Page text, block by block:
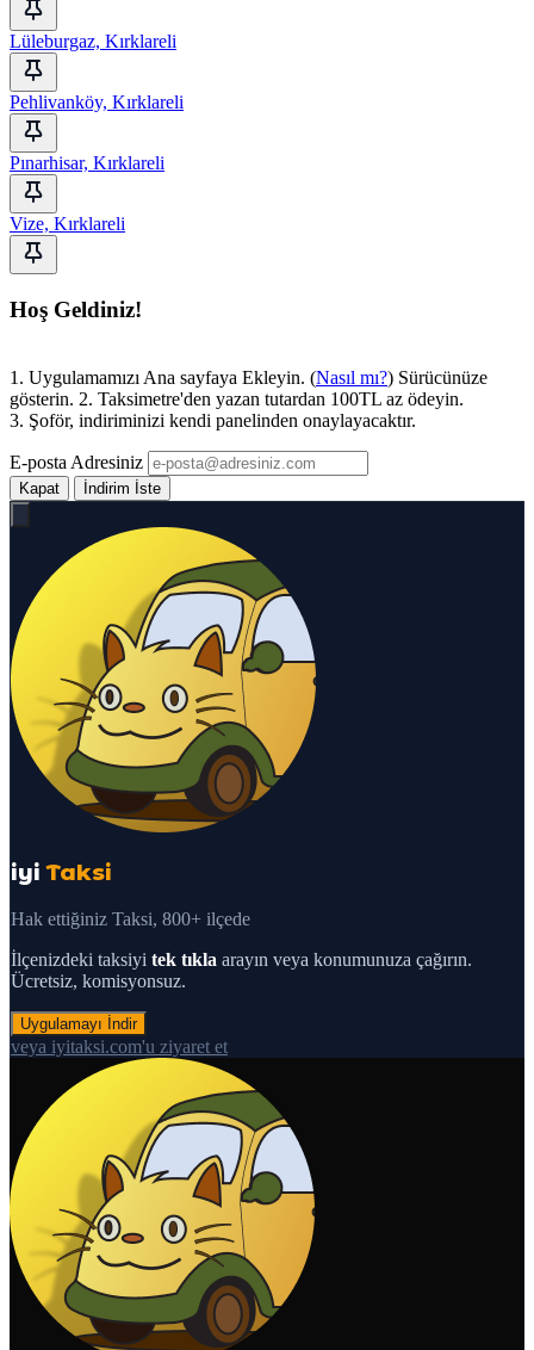
Lüleburgaz, Kırklareli
Pehlivanköy, Kırklareli
Pınarhisar, Kırklareli
Vize, Kırklareli
Hoş Geldiniz!
1. Uygulamamızı Ana sayfaya Ekleyin. (Nasıl mı?) Sürücünüze
gösterin. 2. Taksimetre'den yazan tutardan 100TL az ödeyin.
3. Şoför, indiriminizi kendi panelinden onaylayacaktır.
E-posta Adresiniz
Kapat İndirim İste
iyi Taksi
Hak ettiğiniz Taksi, 800+ ilçede
İlçenizdeki taksiyi tek tıkla arayın veya konumunuza çağırın.
Ücretsiz, komisyonsuz.
Uygulamayı İndir
veya iyitaksi.com'u ziyaret et